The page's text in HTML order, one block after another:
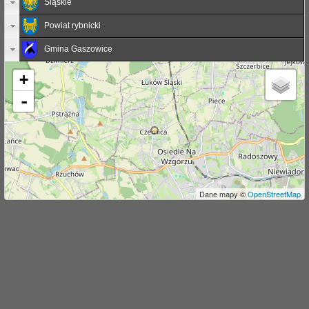
Powiat rybnicki
Gmina Gaszowice
+
-
Dane mapy ©OpenStreetMap